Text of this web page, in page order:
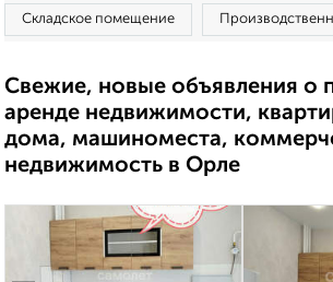
Складское помещение
Свежие, новые объявления о
аренде недвижимости,
дома, машиноместа,
недвижимость в Орле